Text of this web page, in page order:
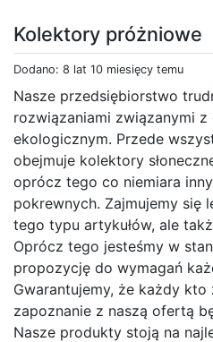
Kolektory próżniowe
Dodano: 8 lat 10 miesięcy temu
Nasze przedsiębiorstwo
rozwiązaniami związanymi z
ekologicznym. Przede
obejmuje kolektory
oprócz tego co niemiara
pokrewnych. Zajmujemy się
tego typu artykułów, ale
Oprócz tego jesteśmy w
propozycję do wymagań
Gwarantujemy, że każdy kto
zapoznanie z naszą ofertą
Nasze produkty stoją na